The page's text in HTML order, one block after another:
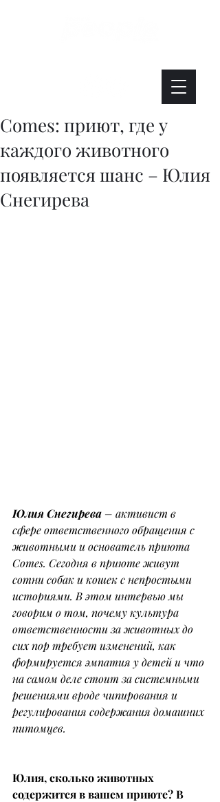
Comes: приют, где у
каждого животного
появляется шанс – Юлия
Снегирева
Юлия Снегирева – активист в
сфере ответственного обращения с
животными и основатель приюта
Comes. Сегодня в приюте живут
сотни собак и кошек с непростыми
историями. В этом интервью мы
говорим о том, почему культура
ответственности за животных до
сих пор требует изменений, как
формируется эмпатия у детей и что
на самом деле стоит за системными
решениями вроде чипирования и
регулирования содержания домашних
питомцев.
Юлия, сколько животных
содержится в вашем приюте? В